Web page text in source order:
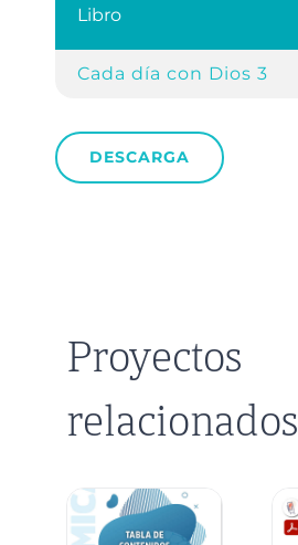
Libro
Cada día con Dios 3
DESCARGA
Proyectos
relacionados